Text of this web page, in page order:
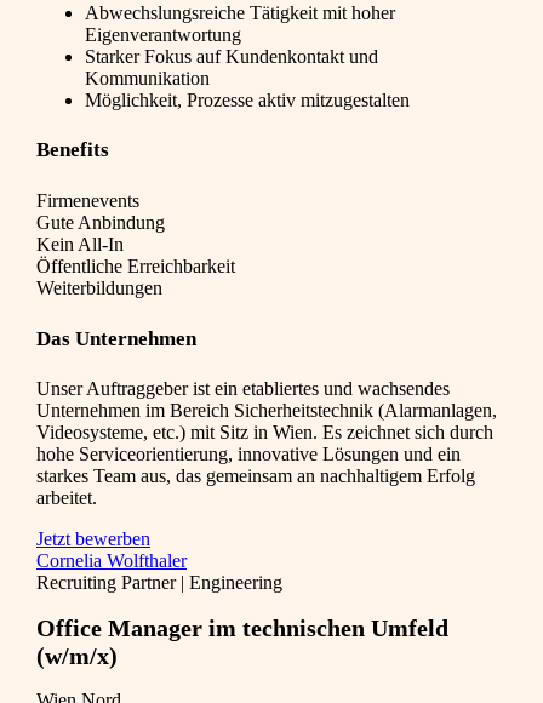
Abwechslungsreiche Tätigkeit mit hoher
Eigenverantwortung
Starker Fokus auf Kundenkontakt und
Kommunikation
Möglichkeit, Prozesse aktiv mitzugestalten
Benefits
Firmenevents
Gute Anbindung
Kein All-In
Öffentliche Erreichbarkeit
Weiterbildungen
Das Unternehmen
Unser Auftraggeber ist ein etabliertes und wachsendes
Unternehmen im Bereich Sicherheitstechnik (Alarmanlagen,
Videosysteme, etc.) mit Sitz in Wien. Es zeichnet sich durch
hohe Serviceorientierung, innovative Lösungen und ein
starkes Team aus, das gemeinsam an nachhaltigem Erfolg
arbeitet.
Jetzt bewerben
Cornelia Wolfthaler
Recruiting Partner | Engineering
Office Manager im technischen Umfeld
(w/m/x)